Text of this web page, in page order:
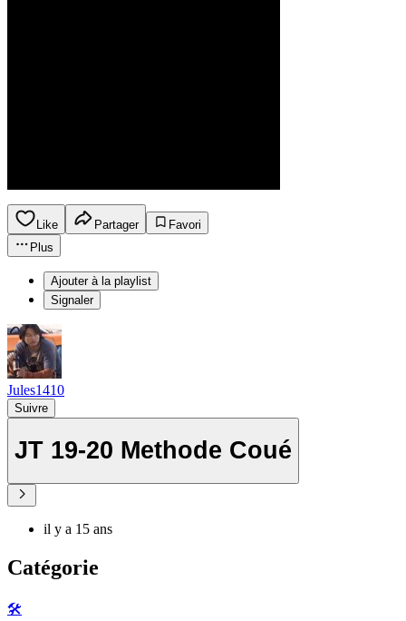
Like Partager
Favori
Plus
Ajouter à la playlist
Signaler
Jules1410
Suivre
JT 19-20 Methode Coué
il y a 15 ans
Catégorie
🛠️